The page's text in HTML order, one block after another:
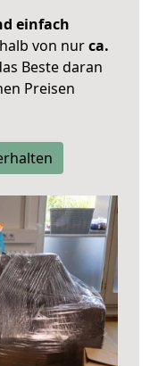
einfach
von nurca.
Beste daran
Preisen